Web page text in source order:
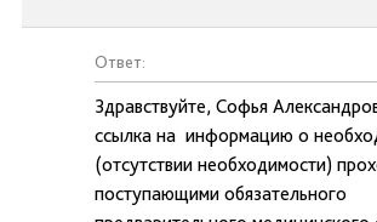
Ответ:
Здравствуйте, Софья
ссылка на информацию о
(отсутствии необходимости)
поступающими обязательного